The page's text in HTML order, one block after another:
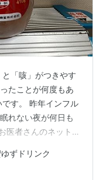
「咳」がつきやす
たことが何度もあ
す。 昨年インフル
れない夜が何日も
者さんのネット記
ゆず（チューブ）
ました。 普通は
ずドリンク